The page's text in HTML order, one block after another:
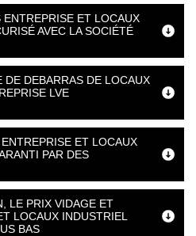
ET LOCAUX
AVEC LA SOCIÉTÉ
DEBARRAS DE LOCAUX
LVE
ET LOCAUX
PAR DES
LE PRIX VIDAGE ET
LOCAUX INDUSTRIEL
BAS